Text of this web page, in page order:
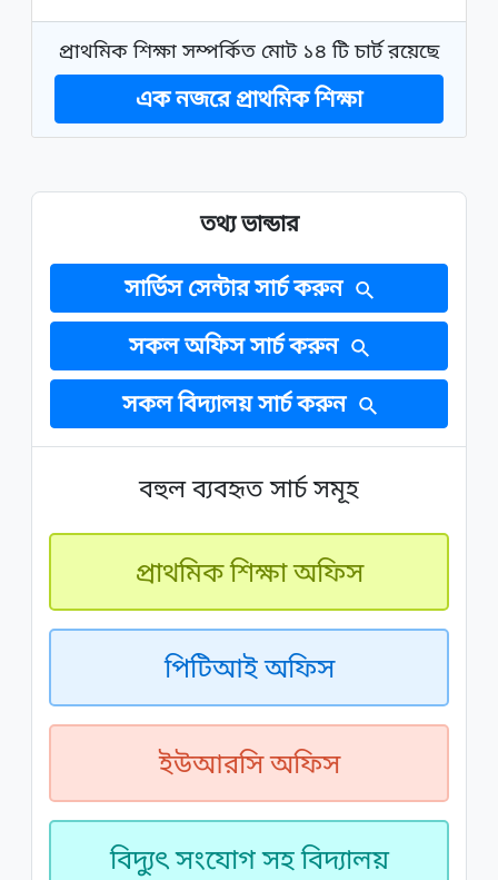
প্রাথমিক শিক্ষা সম্পর্কিত মোট ১৪ টি চার্ট রয়েছে
এক নজরে প্রাথমিক শিক্ষা
তথ্য ভান্ডার
সার্ভিস সেন্টার সার্চ করুন
সকল অফিস সার্চ করুন
সকল বিদ্যালয় সার্চ করুন
বহুল ব্যবহৃত সার্চ সমূহ
প্রাথমিক শিক্ষা অফিস
পিটিআই অফিস
ইউআরসি অফিস
বিদ্যুৎ সংযোগ সহ বিদ্যালয়